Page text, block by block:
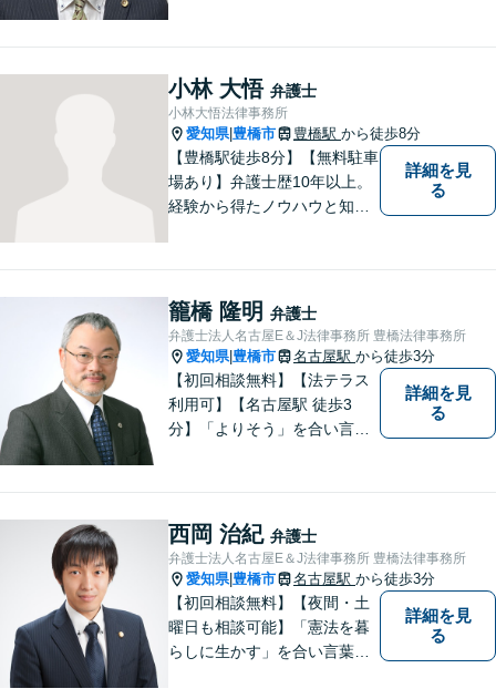
には、可能な限り早く解決に
至るよう迅速に対応いたしま
す。まずはお気軽にご相談く
ださい。
小林 大悟 弁護士
小林大悟法律事務所
愛知県| 豊橋市 豊橋駅 から徒歩8分
【豊橋駅徒歩8分】【無料駐車
場あり】弁護士歴10年以上。
経験から得たノウハウと知見
可能】親しみやすく、信頼い
ただける人間性を大切にして
います。お気軽にご相談くだ
さい。
詳細を見
る
籠橋 隆明 弁護士
弁護士法人名古屋E＆J法律事務所 豊橋法律事務所
愛知県| 豊橋市 名古屋駅 から徒歩3分
【初回相談無料】【法テラス
利用可】【名古屋駅 徒歩3
分】「よりそう」を合い言葉
応対をさせていただきます。
お気軽にご相談ください。
詳細を見
る
西岡 治紀 弁護士
弁護士法人名古屋E＆J法律事務所 豊橋法律事務所
愛知県| 豊橋市 名古屋駅 から徒歩3分
【初回相談無料】【夜間・土
曜日も相談可能】「憲法を暮
らしに生かす」を合い言葉
詳細を見
る